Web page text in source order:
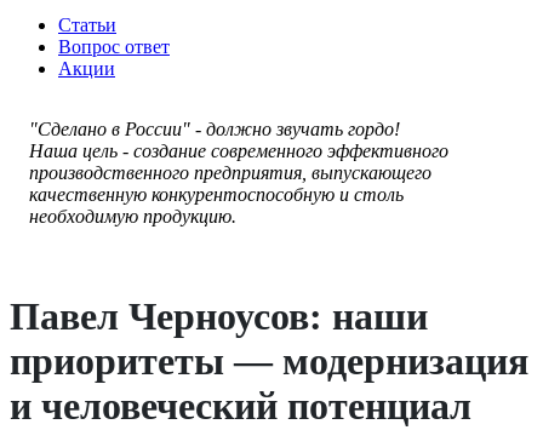
Статьи
Вопрос ответ
Акции
"Сделано в России" - должно звучать гордо!
Наша цель - создание современного эффективного
производственного предприятия, выпускающего
качественную конкурентоспособную и столь
необходимую продукцию.
Павел Черноусов: наши
приоритеты — модернизация
и человеческий потенциал